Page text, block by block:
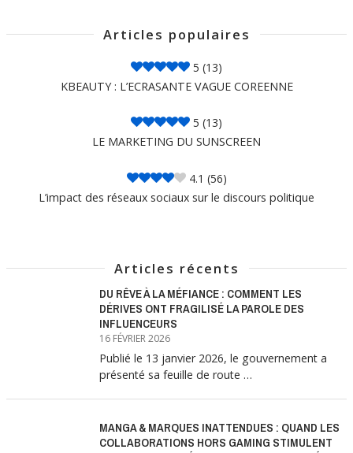
Articles populaires
5 (13)
KBEAUTY : L’ECRASANTE VAGUE COREENNE
5 (13)
LE MARKETING DU SUNSCREEN
4.1 (56)
L’impact des réseaux sociaux sur le discours politique
Articles récents
DU RÊVE À LA MÉFIANCE : COMMENT LES
DÉRIVES ONT FRAGILISÉ LA PAROLE DES
INFLUENCEURS
16 FÉVRIER 2026
Publié le 13 janvier 2026, le gouvernement a
présenté sa feuille de route …
MANGA & MARQUES INATTENDUES : QUAND LES
COLLABORATIONS HORS GAMING STIMULENT